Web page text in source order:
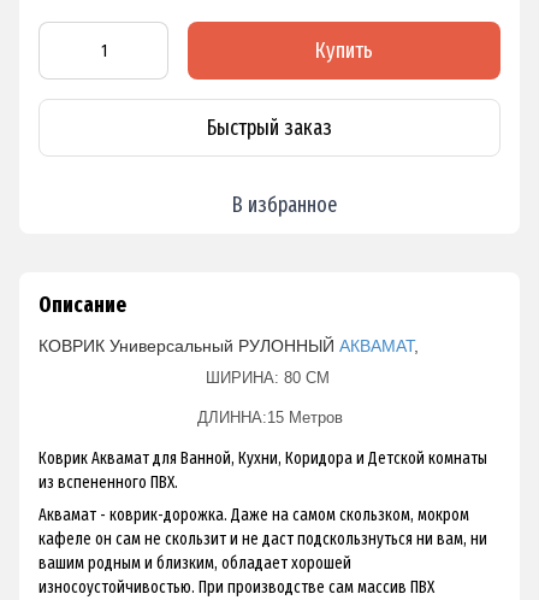
Купить
Быстрый заказ
В избранное
Описание
КОВРИК Универсальный РУЛОННЫЙ АКВАМАТ,
ШИРИНА: 80 СМ
ДЛИННА:15 Метров
Коврик Аквамат для Ванной, Кухни, Коридора и Детской комнаты
из вспененного ПВХ.
Аквамат - коврик-дорожка. Даже на самом скользком, мокром
кафеле он сам не скользит и не даст подскользнуться ни вам, ни
вашим родным и близким, обладает хорошей
износоустойчивостью. При производстве сам массив ПВХ